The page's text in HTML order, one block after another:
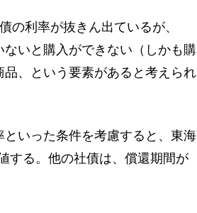
の利率が抜きん出ているが、
いと購入ができない（しかも購
、という要素があると考えられ
いった条件を考慮すると、東海
する。他の社債は、償還期間が